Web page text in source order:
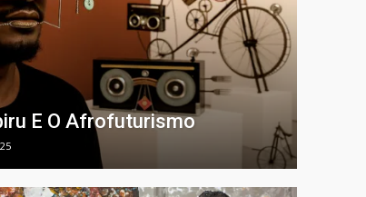
E O Afrofuturismo